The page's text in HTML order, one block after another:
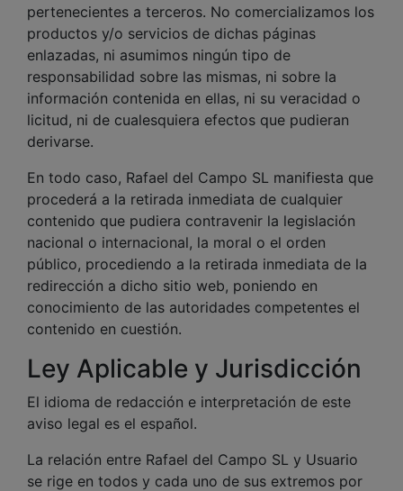
pertenecientes a terceros. No comercializamos los
productos y/o servicios de dichas páginas
enlazadas, ni asumimos ningún tipo de
responsabilidad sobre las mismas, ni sobre la
información contenida en ellas, ni su veracidad o
licitud, ni de cualesquiera efectos que pudieran
derivarse.
En todo caso, Rafael del Campo SL manifiesta que
procederá a la retirada inmediata de cualquier
contenido que pudiera contravenir la legislación
nacional o internacional, la moral o el orden
público, procediendo a la retirada inmediata de la
redirección a dicho sitio web, poniendo en
conocimiento de las autoridades competentes el
contenido en cuestión.
Ley Aplicable y Jurisdicción
El idioma de redacción e interpretación de este
aviso legal es el español.
La relación entre Rafael del Campo SL y Usuario
se rige en todos y cada uno de sus extremos por